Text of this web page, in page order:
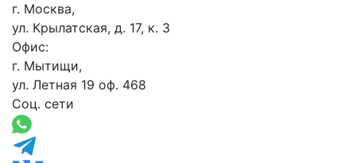
г. Москва,
ул. Крылатская, д. 17, к. 3
Офис:
г. Мытищи,
ул. Летная 19 оф. 468
Соц. сети